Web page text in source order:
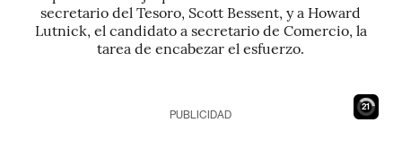
secretario del Tesoro, Scott Bessent, y a Howard
Lutnick, el candidato a secretario de Comercio, la
tarea de encabezar el esfuerzo.
20
PUBLICIDAD